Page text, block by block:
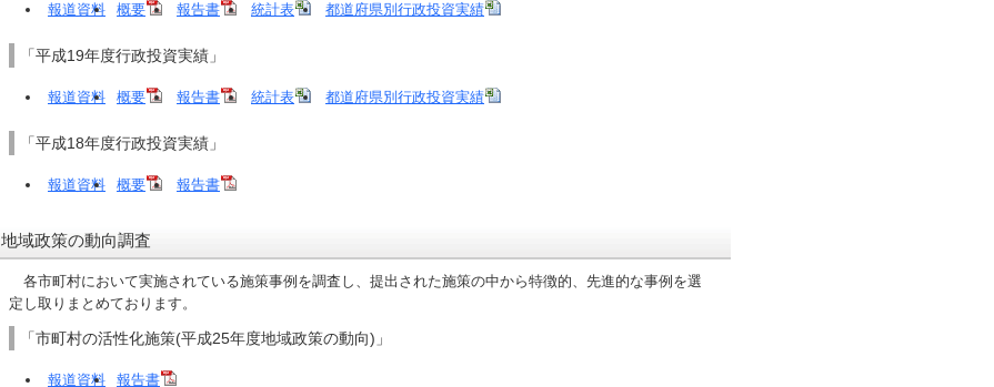
報道資料 概要 報告書 統計表 都道府県別行政投資実績
「平成19年度行政投資実績」
報道資料 概要 報告書 統計表 都道府県別行政投資実績
「平成18年度行政投資実績」
報道資料 概要 報告書
地域政策の動向調査
各市町村において実施されている施策事例を調査し、提出された施策の中から特徴的、先進的な事例を選
定し取りまとめております。
「市町村の活性化施策(平成25年度地域政策の動向)」
報道資料 報告書